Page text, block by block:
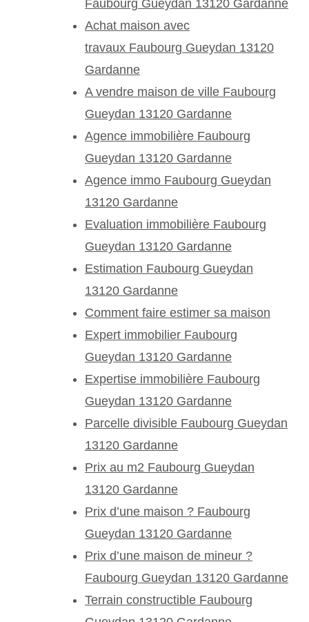
Faubourg Gueydan 13120 Gardanne
Achat maison avec
travaux Faubourg Gueydan 13120
Gardanne
A vendre maison de ville Faubourg
Gueydan 13120 Gardanne
Agence immobilière Faubourg
Gueydan 13120 Gardanne
Agence immo Faubourg Gueydan
13120 Gardanne
Evaluation immobilière Faubourg
Gueydan 13120 Gardanne
Estimation Faubourg Gueydan
13120 Gardanne
Comment faire estimer sa maison
Expert immobilier Faubourg
Gueydan 13120 Gardanne
Expertise immobilière Faubourg
Gueydan 13120 Gardanne
Parcelle divisible Faubourg Gueydan
13120 Gardanne
Prix au m2 Faubourg Gueydan
13120 Gardanne
Prix d’une maison ? Faubourg
Gueydan 13120 Gardanne
Prix d’une maison de mineur ?
Faubourg Gueydan 13120 Gardanne
Terrain constructible Faubourg